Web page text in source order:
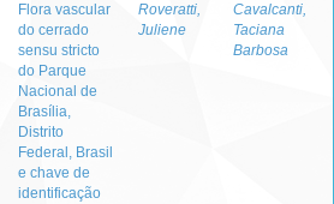
Flora vascular
do cerrado
sensu stricto
do Parque
Nacional de
Brasília,
Distrito
Federal, Brasil
e chave de
identificação
Roveratti,
Juliene
Cavalcanti,
Taciana
Barbosa